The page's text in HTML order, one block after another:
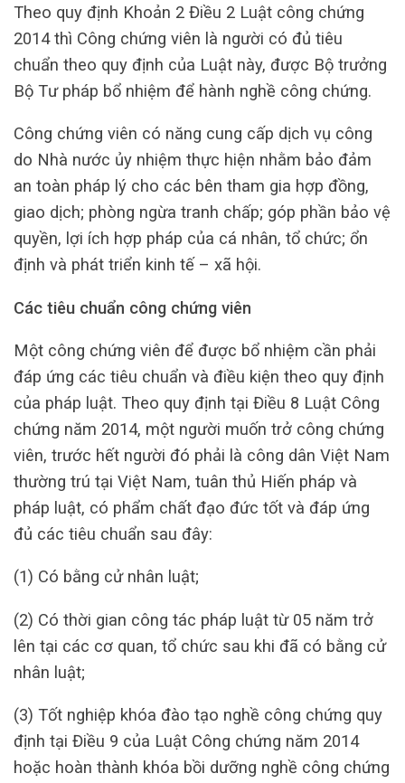
Theo quy định Khoản 2 Điều 2 Luật công chứng
2014 thì Công chứng viên là người có đủ tiêu
chuẩn theo quy định của Luật này, được Bộ trưởng
Bộ Tư pháp bổ nhiệm để hành nghề công chứng.
Công chứng viên có năng cung cấp dịch vụ công
do Nhà nước ủy nhiệm thực hiện nhằm bảo đảm
an toàn pháp lý cho các bên tham gia hợp đồng,
giao dịch; phòng ngừa tranh chấp; góp phần bảo vệ
quyền, lợi ích hợp pháp của cá nhân, tổ chức; ổn
định và phát triển kinh tế – xã hội.
Các tiêu chuẩn công chứng viên
Một công chứng viên để được bổ nhiệm cần phải
đáp ứng các tiêu chuẩn và điều kiện theo quy định
của pháp luật. Theo quy định tại Điều 8 Luật Công
chứng năm 2014, một người muốn trở công chứng
viên, trước hết người đó phải là công dân Việt Nam
thường trú tại Việt Nam, tuân thủ Hiến pháp và
pháp luật, có phẩm chất đạo đức tốt và đáp ứng
đủ các tiêu chuẩn sau đây:
(1) Có bằng cử nhân luật;
(2) Có thời gian công tác pháp luật từ 05 năm trở
lên tại các cơ quan, tổ chức sau khi đã có bằng cử
nhân luật;
(3) Tốt nghiệp khóa đào tạo nghề công chứng quy
định tại Điều 9 của Luật Công chứng năm 2014
hoặc hoàn thành khóa bồi dưỡng nghề công chứng